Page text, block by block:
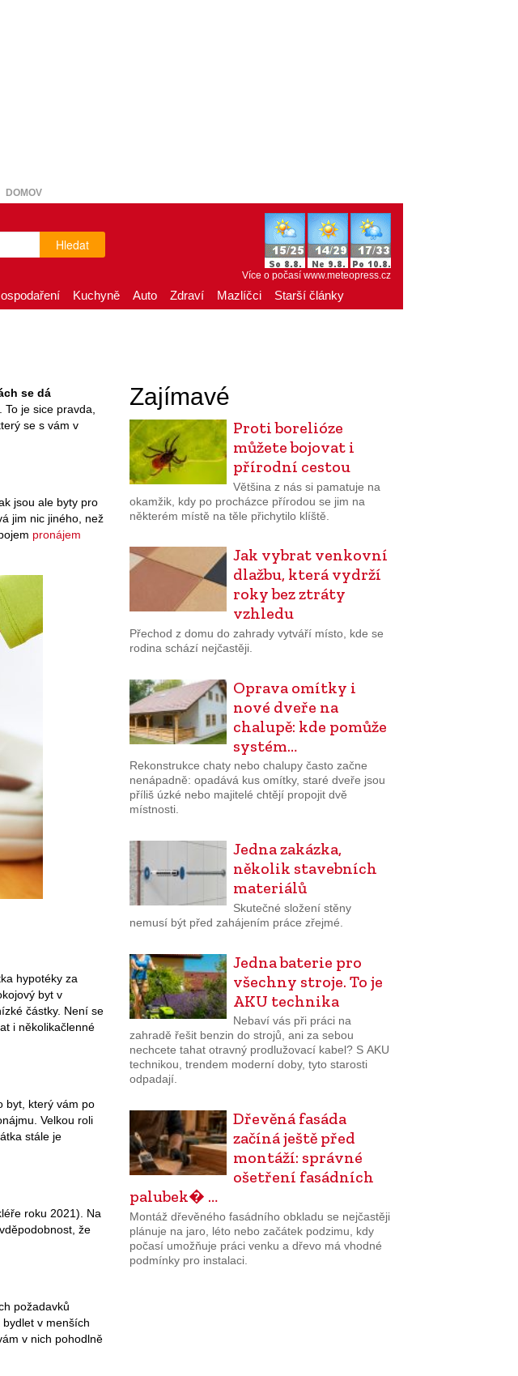
DOMOV
Hledat
Více o počasí www.meteopress.cz
Kuchyně Auto Zdraví Mazlíčci Starší články
se dá
je sice pravda,
se s vám v
jsou ale byty pro
jim nic jiného, než
pronájem
hypotéky za
byt v
částky. Není se
i několikačlenné
byt, který vám po
Velkou roli
stále je
roku 2021). Na
že
požadavků
v menších
v nich pohodlně
Zajímavé
Proti borelióze
můžete bojovat i
přírodní cestou
Většina z nás si pamatuje na
okamžik, kdy po procházce přírodou se jim na
některém místě na těle přichytilo klíště.
Jak vybrat venkovní
dlažbu, která vydrží
roky bez ztráty
vzhledu
Přechod z domu do zahrady vytváří místo, kde se
rodina schází nejčastěji.
Oprava omítky i
nové dveře na
chalupě: kde pomůže
systém…
Rekonstrukce chaty nebo chalupy často začne
nenápadně: opadává kus omítky, staré dveře jsou
příliš úzké nebo majitelé chtějí propojit dvě
místnosti.
Jedna zakázka,
několik stavebních
materiálů
Skutečné složení stěny
nemusí být před zahájením práce zřejmé.
Jedna baterie pro
všechny stroje. To je
AKU technika
Nebaví vás při práci na
zahradě řešit benzin do strojů, ani za sebou
nechcete tahat otravný prodlužovací kabel? S AKU
technikou, trendem moderní doby, tyto starosti
odpadají.
Dřevěná fasáda
začíná ještě před
montáží: správné
ošetření fasádních
palubek� …
Montáž dřevěného fasádního obkladu se nejčastěji
plánuje na jaro, léto nebo začátek podzimu, kdy
počasí umožňuje práci venku a dřevo má vhodné
podmínky pro instalaci.